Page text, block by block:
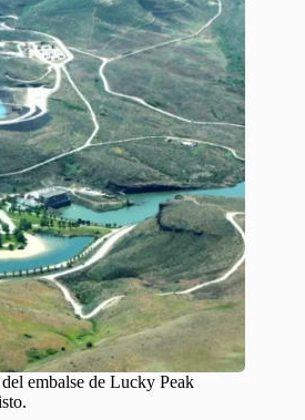
embalse de Lucky Peak